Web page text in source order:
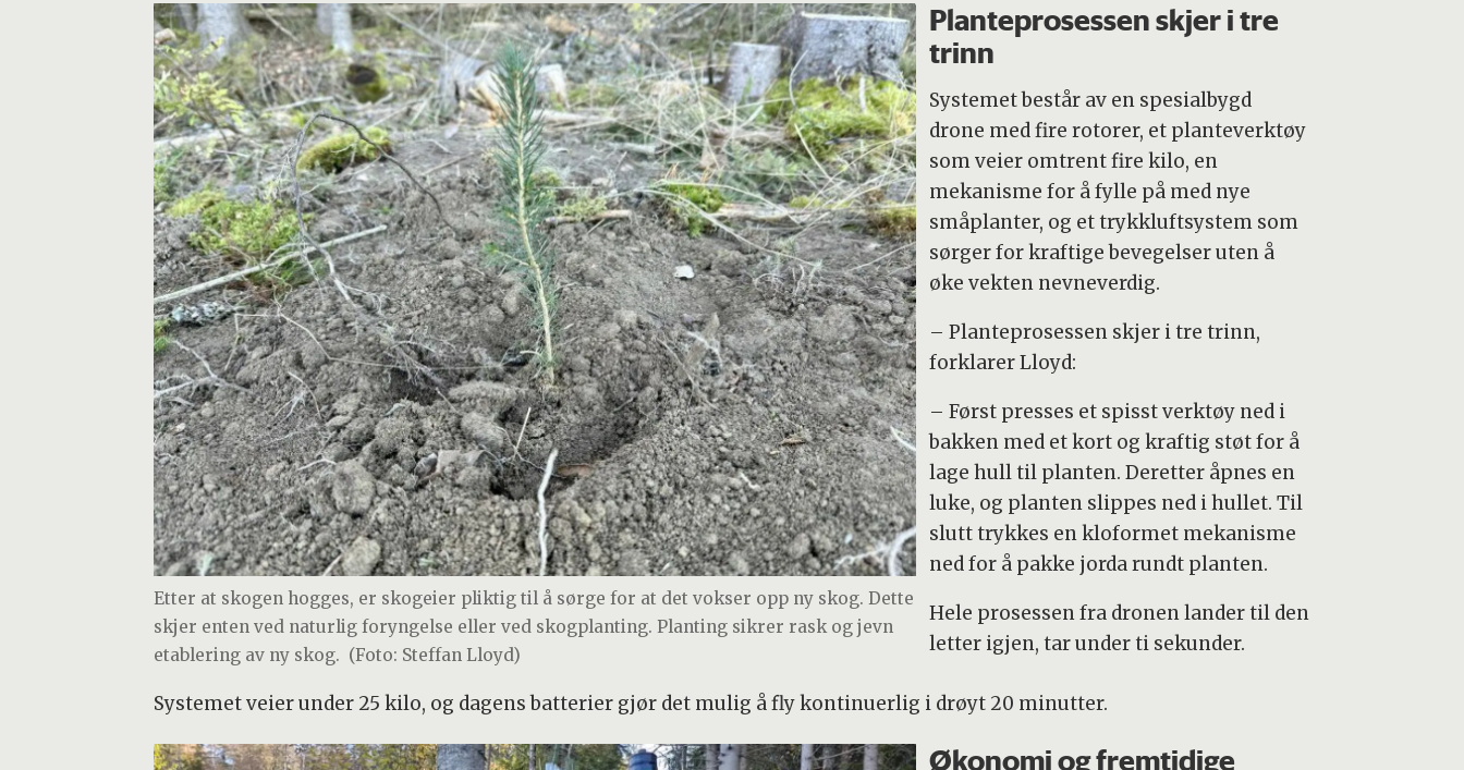
Etter at skogen hogges, er skogeier pliktig til å sørge for at det vokser opp ny skog. Dette
skjer enten ved naturlig foryngelse eller ved skogplanting. Planting sikrer rask og jevn
etablering av ny skog. (Foto: Steffan Lloyd)
Planteprosessen skjer i tre
trinn
Systemet består av en spesialbygd
drone med fire rotorer, et planteverktøy
som veier omtrent fire kilo, en
mekanisme for å fylle på med nye
småplanter, og et trykkluftsystem som
sørger for kraftige bevegelser uten å
øke vekten nevneverdig.
– Planteprosessen skjer i tre trinn,
forklarer Lloyd:
– Først presses et spisst verktøy ned i
bakken med et kort og kraftig støt for å
lage hull til planten. Deretter åpnes en
luke, og planten slippes ned i hullet. Til
slutt trykkes en kloformet mekanisme
ned for å pakke jorda rundt planten.
Hele prosessen fra dronen lander til den
letter igjen, tar under ti sekunder.
Systemet veier under 25 kilo, og dagens batterier gjør det mulig å fly kontinuerlig i drøyt 20 minutter.
Økonomi og fremtidige